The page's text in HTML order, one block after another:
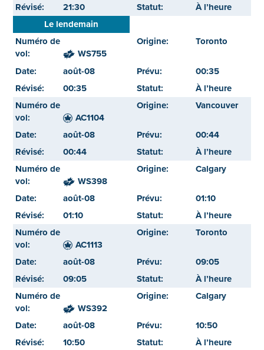
21:30
À l’heure
Le lendemain
WS755
Toronto
août-08
00:35
00:35
À l’heure
AC1104
Vancouver
août-08
00:44
00:44
À l’heure
WS398
Calgary
août-08
01:10
01:10
À l’heure
AC1113
Toronto
août-08
09:05
09:05
À l’heure
WS392
Calgary
août-08
10:50
10:50
À l’heure